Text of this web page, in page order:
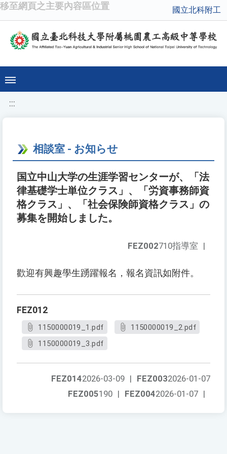
移至網頁之主要內容區位置 國立北科附工
:::
相談室 - お知らせ
国立中山大学の生涯学習センターが、「法
律基礎学士単位クラス」、「労資事務師資
格クラス」、「社会保険師資格クラス」の
募集を開始しました。
FEZ002710指導室 |
歡迎有興趣學生踴躍報名，報名資訊如附件。
FEZ012
1150000019_1.pdf
1150000019_2.pdf
1150000019_3.pdf
FEZ0032026-01-07
FEZ0142026-03-09 |
FEZ0042026-01-07 |
FEZ005190 |